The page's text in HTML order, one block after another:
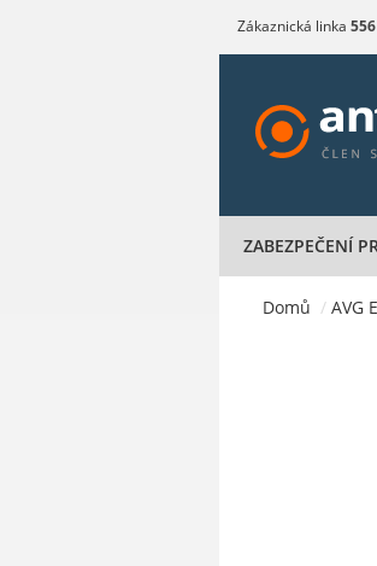
Zákaznická linka
ZABEZPEČENÍ
Domů / AVG